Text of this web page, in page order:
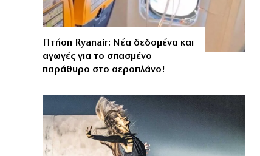
Πτήση Ryanair: Νέα δεδομένα και
αγωγές για το σπασμένο
παράθυρο στο αεροπλάνο!